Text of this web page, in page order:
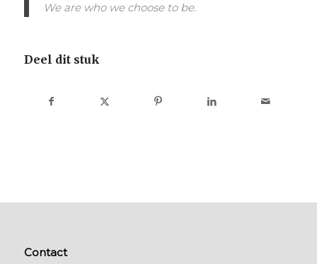
We are who we choose to be.
Deel dit stuk
Contact